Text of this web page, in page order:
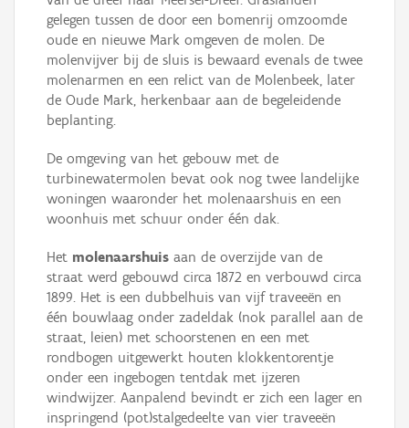
gelegen tussen de door een bomenrij omzoomde
oude en nieuwe Mark omgeven de molen. De
molenvijver bij de sluis is bewaard evenals de twee
molenarmen en een relict van de Molenbeek, later
de Oude Mark, herkenbaar aan de begeleidende
beplanting.
De omgeving van het gebouw met de
turbinewatermolen bevat ook nog twee landelijke
woningen waaronder het molenaarshuis en een
woonhuis met schuur onder één dak.
Het molenaarshuis aan de overzijde van de
straat werd gebouwd circa 1872 en verbouwd circa
1899. Het is een dubbelhuis van vijf traveeën en
één bouwlaag onder zadeldak (nok parallel aan de
straat, leien) met schoorstenen en een met
rondbogen uitgewerkt houten klokkentorentje
onder een ingebogen tentdak met ijzeren
windwijzer. Aanpalend bevindt er zich een lager en
inspringend (pot)stalgedeelte van vier traveeën